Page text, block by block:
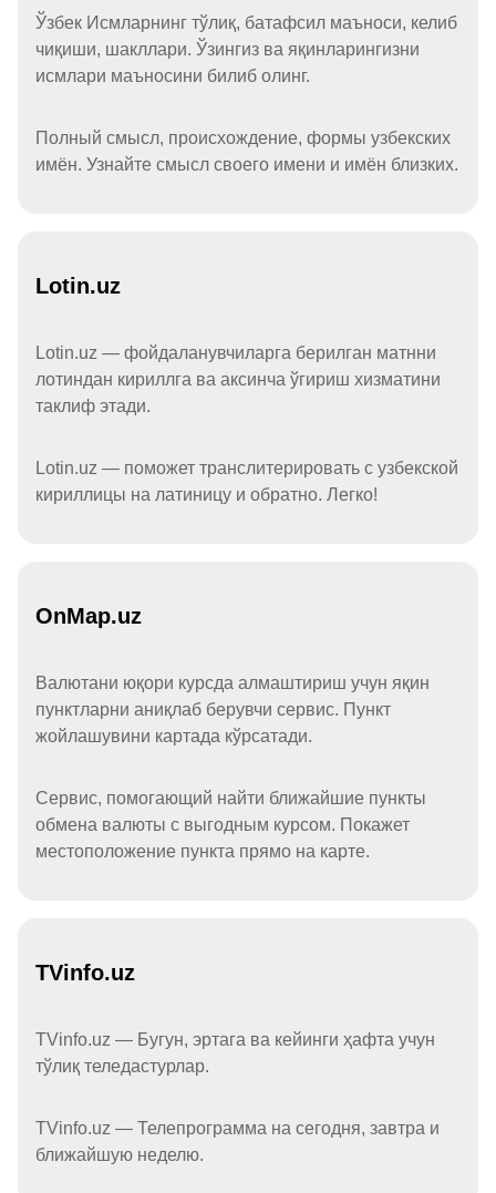
Ўзбек Исмларнинг тўлиқ, батафсил маъноси, келиб
чиқиши, шакллари. Ўзингиз ва яқинларингизни
исмлари маъносини билиб олинг.
Полный смысл, происхождение, формы узбекских
имён. Узнайте смысл своего имени и имён близких.
Lotin.uz
Lotin.uz — фойдаланувчиларга берилган матнни
лотиндан кириллга ва аксинча ўгириш хизматини
таклиф этади.
Lotin.uz — поможет транслитерировать с узбекской
кириллицы на латиницу и обратно. Легко!
OnMap.uz
Валютани юқори курсда алмаштириш учун яқин
пунктларни аниқлаб берувчи сервис. Пункт
жойлашувини картада кўрсатади.
Сервис, помогающий найти ближайшие пункты
обмена валюты с выгодным курсом. Покажет
местоположение пункта прямо на карте.
TVinfo.uz
TVinfo.uz — Бугун, эртага ва кейинги ҳафта учун
тўлиқ теледастурлар.
TVinfo.uz — Телепрограмма на сегодня, завтра и
ближайшую неделю.